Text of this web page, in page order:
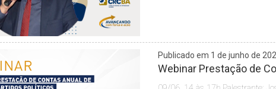
Publicado em 1 de junho de
Webinar Prestação de